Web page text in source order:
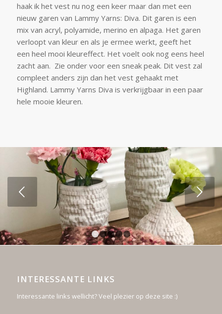
haak ik het vest nu nog een keer maar dan met een
nieuw garen van Lammy Yarns: Diva. Dit garen is een
mix van acryl, polyamide, merino en alpaga. Het garen
verloopt van kleur en als je ermee werkt, geeft het
een heel mooi kleureffect. Het voelt ook nog eens heel
zacht aan. Zie onder voor een sneak peak. Dit vest zal
compleet anders zijn dan het vest gehaakt met
Highland. Lammy Yarns Diva is verkrijgbaar in een paar
hele mooie kleuren.
Volgende
1 2 3 4 5
INTERESSANTE LINKS
Interessante links wellicht? Veel plezier op deze site :)